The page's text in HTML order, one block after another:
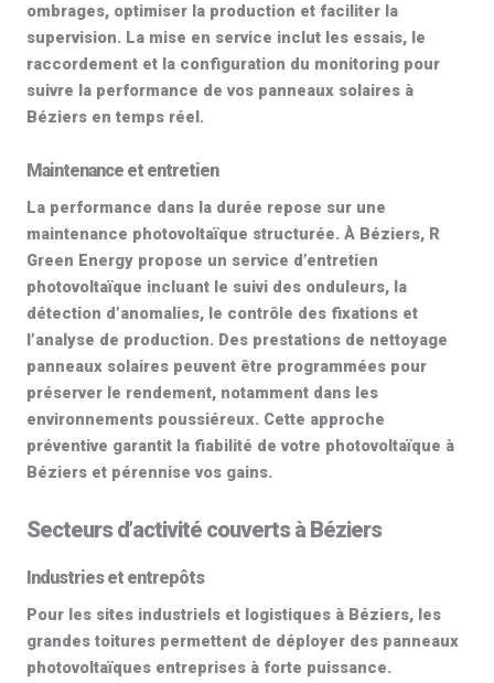
ombrages, optimiser la production et faciliter la
supervision. La mise en service inclut les essais, le
raccordement et la configuration du monitoring pour
suivre la performance de vos panneaux solaires à
Béziers en temps réel.
Maintenance et entretien
La performance dans la durée repose sur une
maintenance photovoltaïque structurée. À Béziers, R
Green Energy propose un service d’entretien
photovoltaïque incluant le suivi des onduleurs, la
détection d’anomalies, le contrôle des fixations et
l’analyse de production. Des prestations de nettoyage
panneaux solaires peuvent être programmées pour
préserver le rendement, notamment dans les
environnements poussiéreux. Cette approche
préventive garantit la fiabilité de votre photovoltaïque à
Béziers et pérennise vos gains.
Secteurs d’activité couverts à Béziers
Industries et entrepôts
Pour les sites industriels et logistiques à Béziers, les
grandes toitures permettent de déployer des panneaux
photovoltaïques entreprises à forte puissance.